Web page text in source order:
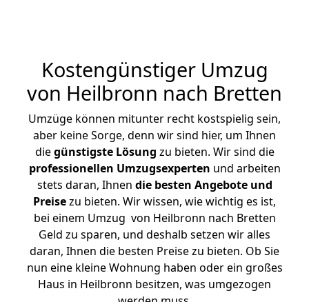
Kostengünstiger Umzug
von Heilbronn nach Bretten
Umzüge können mitunter recht kostspielig sein,
aber keine Sorge, denn wir sind hier, um Ihnen
diegünstigste Lösung zu bieten. Wir sind die
professionellen Umzugsexperten und arbeiten
stets daran, Ihnen die besten Angebote und
Preisezu bieten. Wir wissen, wie wichtig es ist,
bei einem Umzug von Heilbronn nach Bretten
Geld zu sparen, und deshalb setzen wir alles
daran, Ihnen die besten Preise zu bieten. Ob Sie
nun eine kleine Wohnung haben oder ein großes
Haus in Heilbronn besitzen, was umgezogen